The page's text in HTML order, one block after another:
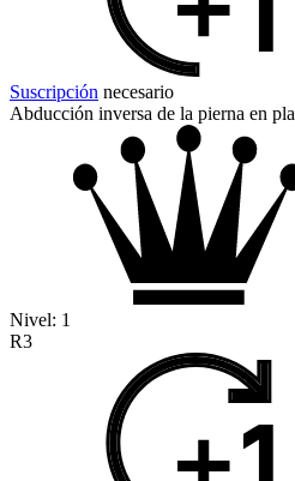
Suscripción necesario
Abducción inversa de la pierna en
Nivel: 1
R3